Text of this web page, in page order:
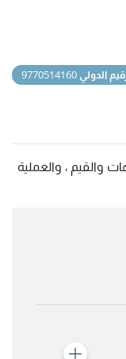
الدولي
والقيم ، والعملية